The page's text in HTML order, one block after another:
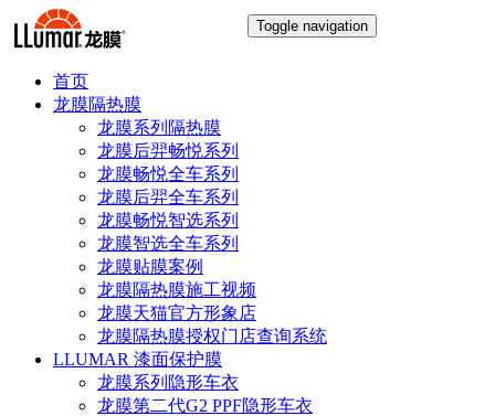
Toggle navigation
首页
龙膜隔热膜
龙膜系列隔热膜
龙膜后羿畅悦系列
龙膜畅悦全车系列
龙膜后羿全车系列
龙膜畅悦智选系列
龙膜智选全车系列
龙膜贴膜案例
龙膜隔热膜施工视频
龙膜天猫官方形象店
龙膜隔热膜授权门店查询系统
LLUMAR 漆面保护膜
龙膜系列隐形车衣
龙膜第二代G2 PPF隐形车衣